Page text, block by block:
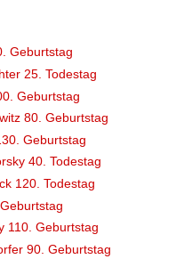
Geburtstag
25. Todestag
Geburtstag
80. Geburtstag
Geburtstag
40. Todestag
120. Todestag
110. Geburtstag
90. Geburtstag